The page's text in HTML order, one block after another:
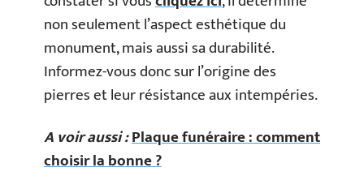
non seulement l’aspect esthétique du
monument, mais aussi sa durabilité.
Informez-vous donc sur l’origine des
pierres et leur résistance aux intempéries.
A voir aussi :Plaque funéraire : comment
choisir la bonne ?